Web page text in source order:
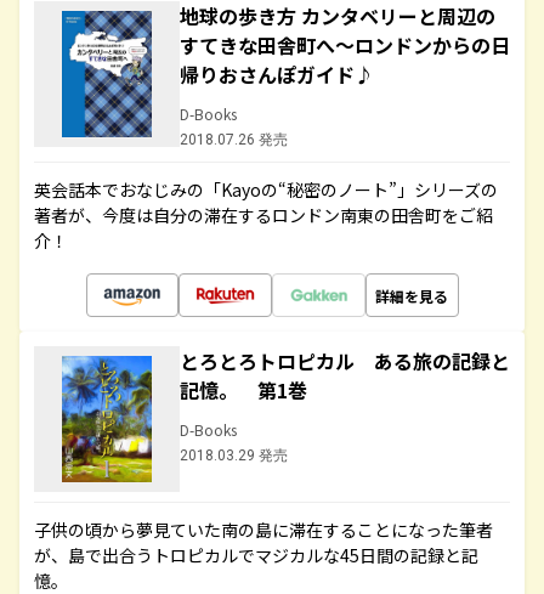
地球の歩き方 カンタベリーと周辺の
すてきな田舎町へ～ロンドンからの日
帰りおさんぽガイド♪
D-Books
2018.07.26 発売
英会話本でおなじみの「Kayoの“秘密のノート”」シリーズの
著者が、今度は自分の滞在するロンドン南東の田舎町をご紹
介！
詳細を見る
とろとろトロピカル ある旅の記録と
記憶。 第1巻
D-Books
2018.03.29 発売
子供の頃から夢見ていた南の島に滞在することになった筆者
が、島で出合うトロピカルでマジカルな45日間の記録と記
憶。